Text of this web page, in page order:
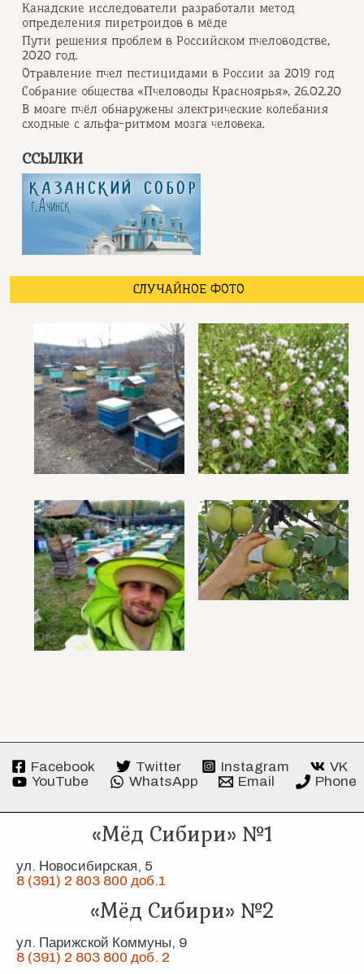
Канадские исследователи разработали метод
определения пиретроидов в мёде
Пути решения проблем в Российском пчеловодстве,
2020 год.
Отравление пчел пестицидами в России за 2019 год
Собрание общества «Пчеловоды Красноярья», 26.02.20
В мозге пчёл обнаружены электрические колебания
сходные с альфа-ритмом мозга человека.
ССЫЛКИ
СЛУЧАЙНОЕ ФОТО
Facebook Twitter Instagram
VK
YouTube
WhatsApp Email Phone
«Мёд Сибири» №1
ул. Новосибирская, 5
8 (391) 2 803 800 доб.1
«Мёд Сибири» №2
ул. Парижской Коммуны, 9
8 (391) 2 803 800 доб. 2